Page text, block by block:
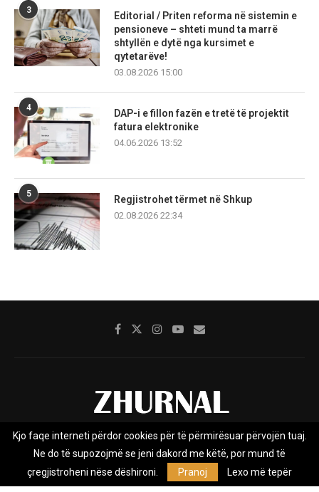
3
Editorial / Priten reforma në sistemin e
pensioneve – shteti mund ta marrë
shtyllën e dytë nga kursimet e
qytetarëve!
03.08.2026 15:00
4
DAP-i e fillon fazën e tretë të projektit
fatura elektronike
04.06.2026 13:52
5
Regjistrohet tërmet në Shkup
02.08.2026 22:34
Rreth nesh Impresumi Marketing
Privacy Policy
Zhurnal.mk është Agjenci e Lajmeve e pavarur, e themeluar në vitin
Kjo faqe interneti përdor cookies për të përmirësuar përvojën tuaj.
Ne do të supozojmë se jeni dakord me këtë, por mund të
çregjistroheni nëse dëshironi.
Pranoj Lexo më tepër